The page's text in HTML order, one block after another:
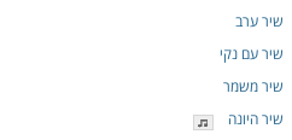
שיר ערב
שיר עם נקי
שיר משמר
שיר היונה